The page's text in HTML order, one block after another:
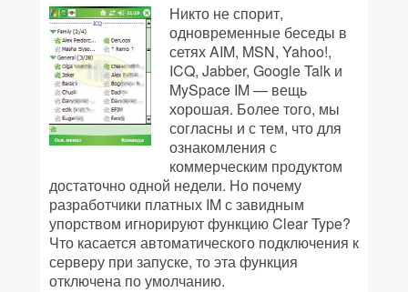
Никто не спорит,
одновременные беседы в
сетях AIM, MSN, Yahoo!,
ICQ, Jabber, Google Talk и
MySpace IM — вещь
хорошая. Более того, мы
согласны и с тем, что для
ознакомления с
коммерческим продуктом
достаточно одной недели. Но почему
разработчики платных IM с завидным
упорством игнорируют функцию Clear Type?
Что касается автоматического подключения к
серверу при запуске, то эта функция
отключена по умолчанию.